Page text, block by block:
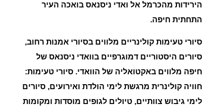
הירידות מהכרמל אל ואדי ניסנאס בואכה העיר
התחתית חיפה.
סיורי טעימות קולינריים מלווים בסיורי אמנות רחוב,
סיורים היסטוריים דמוגרפיים בוואדי ניסנאס של
חיפה מלווים באקטואליה של הוואדי. סיורי טעימות:
חוויה קולינרית מרגשת לימי הולדת ואירועים, סיורים
לימי גיבוש צוותיים, טיולים לגופים מוסדות ומקומות